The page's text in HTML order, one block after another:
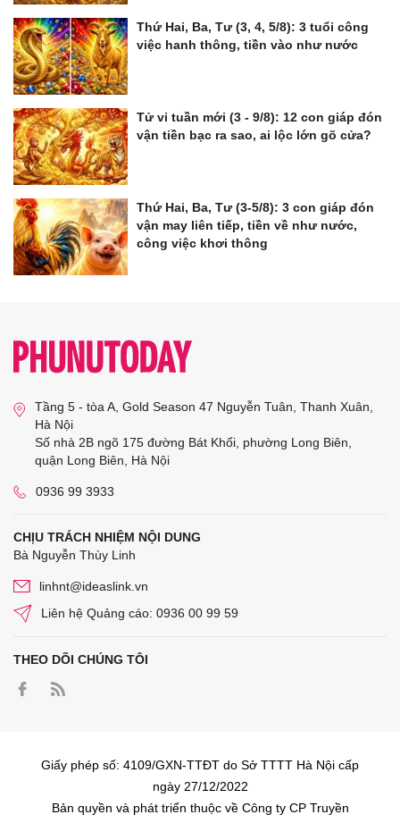
Thứ Hai, Ba, Tư (3, 4, 5/8): 3 tuổi công
việc hanh thông, tiền vào như nước
Tử vi tuần mới (3 - 9/8): 12 con giáp đón
vận tiền bạc ra sao, ai lộc lớn gõ cửa?
Thứ Hai, Ba, Tư (3-5/8): 3 con giáp đón
vận may liên tiếp, tiền về như nước,
công việc khơi thông
Tầng 5 - tòa A, Gold Season 47 Nguyễn Tuân, Thanh Xuân,
Hà Nội
Số nhà 2B ngõ 175 đường Bát Khối, phường Long Biên,
quận Long Biên, Hà Nội
0936 99 3933
CHỊU TRÁCH NHIỆM NỘI DUNG
Bà Nguyễn Thùy Linh
linhnt@ideaslink.vn
Liên hệ Quảng cáo: 0936 00 99 59
THEO DÕI CHÚNG TÔI
Giấy phép số: 4109/GXN-TTĐT do Sở TTTT Hà Nội cấp
ngày 27/12/2022
Bản quyền và phát triển thuộc về Công ty CP Truyền